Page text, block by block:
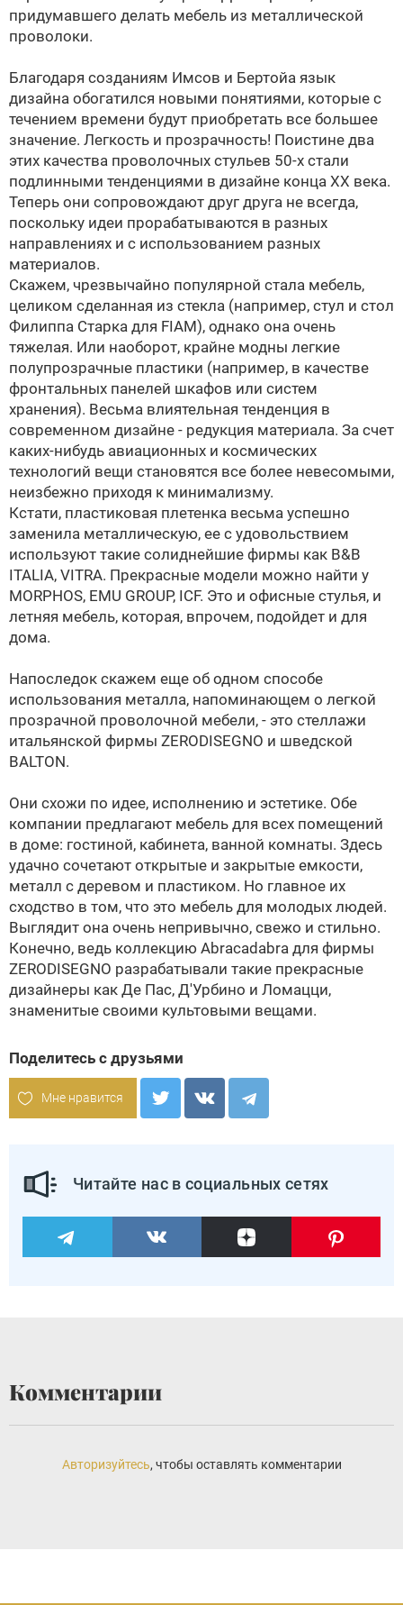
придумавшего делать мебель из металлической
проволоки.
Благодаря созданиям Имсов и Бертойа язык
дизайна обогатился новыми понятиями, которые с
течением времени будут приобретать все большее
значение. Легкость и прозрачность! Поистине два
этих качества проволочных стульев 50-х стали
подлинными тенденциями в дизайне конца XX века.
Теперь они сопровождают друг друга не всегда,
поскольку идеи прорабатываются в разных
направлениях и с использованием разных
материалов.
Скажем, чрезвычайно популярной стала мебель,
целиком сделанная из стекла (например, стул и стол
Филиппа Старка для FIAM), однако она очень
тяжелая. Или наоборот, крайне модны легкие
полупрозрачные пластики (например, в качестве
фронтальных панелей шкафов или систем
хранения). Весьма влиятельная тенденция в
современном дизайне - редукция материала. За счет
каких-нибудь авиационных и космических
технологий вещи становятся все более невесомыми,
неизбежно приходя к минимализму.
Кстати, пластиковая плетенка весьма успешно
заменила металлическую, ее с удовольствием
используют такие солиднейшие фирмы как B&B
ITALIA, VITRA. Прекрасные модели можно найти у
MORPHOS, EMU GROUP, ICF. Это и офисные стулья, и
летняя мебель, которая, впрочем, подойдет и для
дома.
Напоследок скажем еще об одном способе
использования металла, напоминающем о легкой
прозрачной проволочной мебели, - это стеллажи
итальянской фирмы ZERODISEGNO и шведской
BALTON.
Они схожи по идее, исполнению и эстетике. Обе
компании предлагают мебель для всех помещений
в доме: гостиной, кабинета, ванной комнаты. Здесь
удачно сочетают открытые и закрытые емкости,
металл с деревом и пластиком. Но главное их
сходство в том, что это мебель для молодых людей.
Выглядит она очень непривычно, свежо и стильно.
Конечно, ведь коллекцию Abracadabra для фирмы
ZERODISEGNO разрабатывали такие прекрасные
дизайнеры как Де Пас, Д'Урбино и Ломацци,
знаменитые своими культовыми вещами.
Поделитесь с друзьями
Мне нравится
Читайте нас в социальных сетях
Комментарии
Авторизуйтесь, чтобы оставлять комментарии